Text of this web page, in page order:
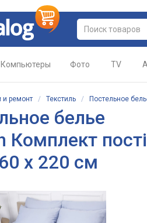
Компьютеры Фото TV
ремонт / Текстиль / Постельное
белье
Комплект
x 220 см